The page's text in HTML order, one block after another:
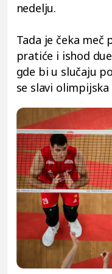
nedelju.
Tada je čeka meč
pratiće i ishod
gde bi u slučaju
se slavi